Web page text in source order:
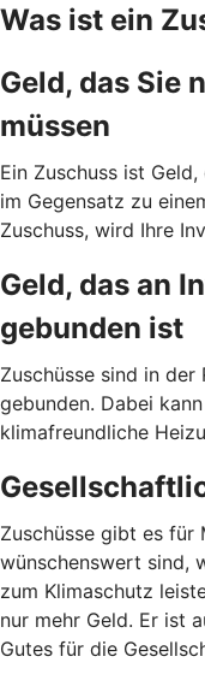
Was ist ein
Geld, das Sie
müssen
Ein Zuschuss ist
im Gegensatz zu
Zuschuss, wird Ihre
Geld, das an
gebunden ist
Zuschüsse sind in
gebunden. Dabei
klimafreundliche
Zuschüsse gibt es für
wünschenswert sind,
zum Klimaschutz
nur mehr Geld. Er ist
Gutes für die